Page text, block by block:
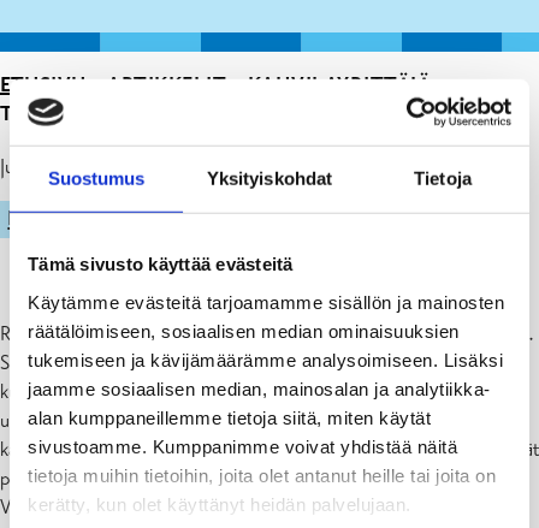
Suostumus Yksityiskohdat Tietoja
Tämä sivusto käyttää evästeitä
Käytämme evästeitä tarjoamamme sisällön ja mainosten
räätälöimiseen, sosiaalisen median ominaisuuksien
tukemiseen ja kävijämäärämme analysoimiseen. Lisäksi
jaamme sosiaalisen median, mainosalan ja analytiikka-
alan kumppaneillemme tietoja siitä, miten käytät
sivustoamme. Kumppanimme voivat yhdistää näitä
tietoja muihin tietoihin, joita olet antanut heille tai joita on
kerätty, kun olet käyttänyt heidän palvelujaan.
ETUSIVU ARTIKKELIT
KAHVILAYRITTÄJÄ
TAMMISAAREN UIMAHALLIIN
Julkaistu: 10.04.24
LIIKUNTA
Raaseporin kaupunki hakee kahvilayrittäjää Tammisaaren uimahalliin.
Sopimukseen sisältyy kahvilatuotteiden-, uimahalli- ja
kuntosalilippujen myynti sekä uimapukujen, pyyhkeiden ja muiden
uimahallitoimintaan liittyvien tuotteiden vuokraus. Yrittäjä maksaa
kahvilatilasta kuukausivuokran (vuokra sisältää toiminnan edellyttämät
peruslaitteet) ja saa provision (5 prosenttia) myydyistä lipuista.
Vuonna 2023 kävijöitä oli 86 779.